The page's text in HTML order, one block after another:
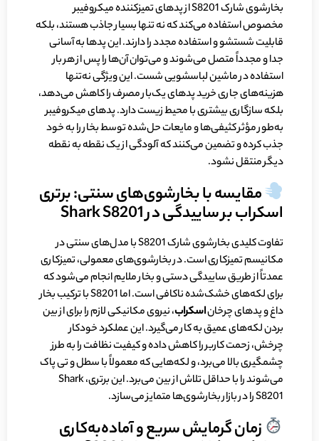
بخارشوی شارک S8201 از پد‌های تمیزکننده میکروفیبر
مخصوص استفاده می‌کند که نه تنها بسیار جاذب هستند، بلکه
قابلیت شستشو و استفاده مجدد را دارند. این پد‌ها به آسانی
جدا و مجدداً متصل می‌شوند و می‌توان آن‌ها را پس از هر بار
استفاده در ماشین لباسشویی شست. این ویژگی نه‌تنها
هزینه‌های جاری خرید پدهای یک‌بار مصرف را کاهش می‌دهد،
بلکه سازگاری بیشتری با محیط زیست دارد. پد‌های میکروفیبر
به‌طور مؤثر کثیفی‌ها و مایعات حل‌شده توسط بخار را به خود
جذب کرده و تضمین می‌کنند که آلودگی از یک نقطه به نقطه
دیگر منتقل نشود.
مقایسه با بخارشوی‌های سنتی: برتری
اسکراب بر ساییدگی در Shark S8201
تفاوت کلیدی بخارشوی شارک S8201 با مدل‌های سنتی در
مکانیسم تمیزکاری است. در بخارشوی‌های معمولی، تمیزکاری
عمدتاً از طریق ساییدگی دستی و بخار ملایم انجام می‌شود که
برای لکه‌های خشک‌شده ناکافی است. اما S8201 با ترکیب بخار
داغ و پد‌های چرخاناسکراب، نیروی مکانیکی لازم را برای از بین
بردن لکه‌های عمیق به کار می‌گیرد. این عملکرد خودکار
چرخش، زحمت کاربر را کاهش داده و کیفیت نظافت را به طرز
چشمگیری بالا می‌برد، و لکه‌هایی که معمولاً با سطل و تی پاک
می‌شوند را با حداقل تلاش از بین می‌برد. این برتری، Shark
S8201 را در بازار بخارشوی‌ها متمایز می‌سازد.
زمان گرمایش سریع و آماده‌به‌کاری